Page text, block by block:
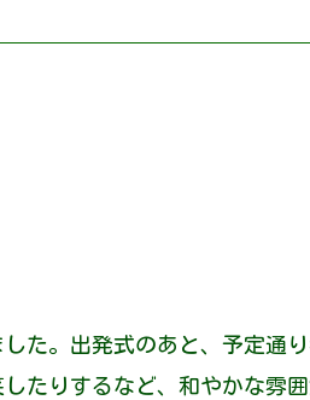
た。出発式のあと、予定通
たりするなど、和やかな雰